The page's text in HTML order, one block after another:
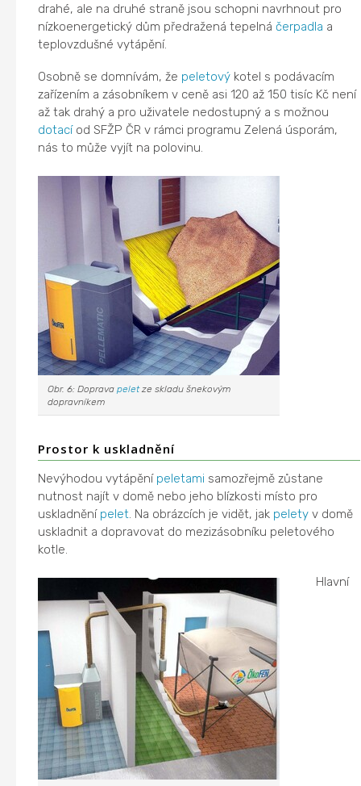
drahé, ale na druhé straně jsou schopni navrhnout pro
nízkoenergetický dům předražená tepelnáčerpadla a
teplovzdušné vytápění.
Osobně se domnívám, že peletový kotel s podávacím
zařízením a zásobníkem v ceně asi 120 až 150 tisíc Kč není
až tak drahý a pro uživatele nedostupný a s možnou
dotacíod SFŽP ČR v rámci programu Zelená úsporám,
nás to může vyjít na polovinu.
Obr. 6: Dopravapeletze skladu šnekovým
dopravníkem
Prostor k uskladnění
Nevýhodou vytápění peletami samozřejmě zůstane
nutnost najít v domě nebo jeho blízkosti místo pro
uskladnění pelet. Na obrázcích je vidět, jak pelety v domě
uskladnit a dopravovat do mezizásobníku peletového
kotle.
Hlavní